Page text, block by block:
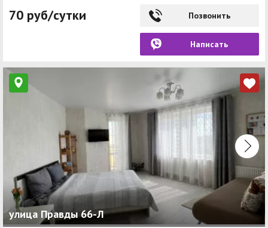
70 руб/сутки Позвонить
Написать
улица Правды 66-Л